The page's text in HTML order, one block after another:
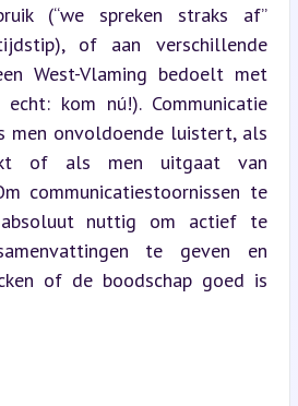
(“we spreken straks af”
of aan verschillende
West-Vlaming bedoelt met
echt: kom nú!). Communicatie
men onvoldoende luistert, als
of als men uitgaat van
communicatiestoornissen te
nuttig om actief te
te geven en
of de boodschap goed is